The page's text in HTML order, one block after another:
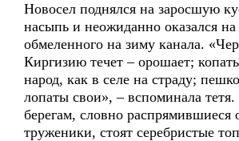
Новосел поднялся на заросшую
насыпь и неожиданно оказался на
обмеленного на зиму канала.
Киргизию течет – орошает;
народ, как в селе на страду;
лопаты свои», – вспоминала
берегам, словно распрямившиеся
труженики, стоят серебристые